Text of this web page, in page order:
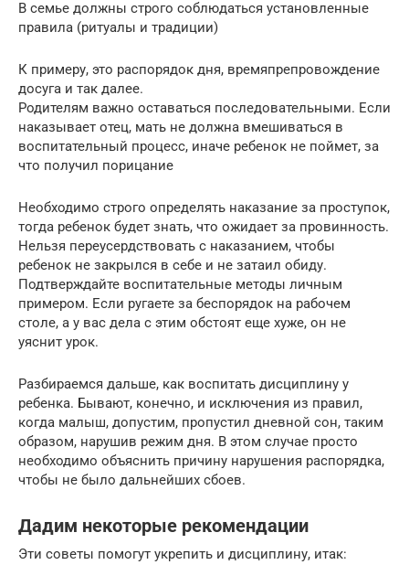
В семье должны строго соблюдаться установленные
правила (ритуалы и традиции)
К примеру, это распорядок дня, времяпрепровождение
досуга и так далее.
Родителям важно оставаться последовательными. Если
наказывает отец, мать не должна вмешиваться в
воспитательный процесс, иначе ребенок не поймет, за
что получил порицание
Необходимо строго определять наказание за проступок,
тогда ребенок будет знать, что ожидает за провинность.
Нельзя переусердствовать с наказанием, чтобы
ребенок не закрылся в себе и не затаил обиду.
Подтверждайте воспитательные методы личным
примером. Если ругаете за беспорядок на рабочем
столе, а у вас дела с этим обстоят еще хуже, он не
уяснит урок.
Разбираемся дальше, как воспитать дисциплину у
ребенка. Бывают, конечно, и исключения из правил,
когда малыш, допустим, пропустил дневной сон, таким
образом, нарушив режим дня. В этом случае просто
необходимо объяснить причину нарушения распорядка,
чтобы не было дальнейших сбоев.
Дадим некоторые рекомендации
Эти советы помогут укрепить и дисциплину, итак: